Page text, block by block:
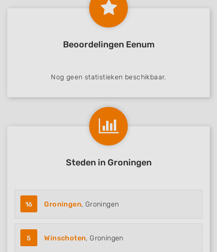
Beoordelingen Eenum
Nog geen statistieken beschikbaar.
Steden in Groningen
16 Groningen, Groningen
5 Winschoten, Groningen